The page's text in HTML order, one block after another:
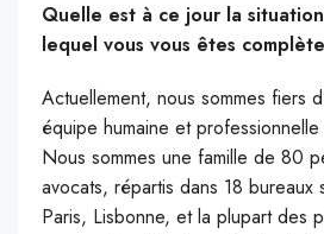
Quelle est à ce jour la
lequel vous vous êtes
Actuellement, nous sommes fiers
équipe humaine et
Nous sommes une famille de 80
avocats, répartis dans 18 bureaux
Paris, Lisbonne, et la plupart des